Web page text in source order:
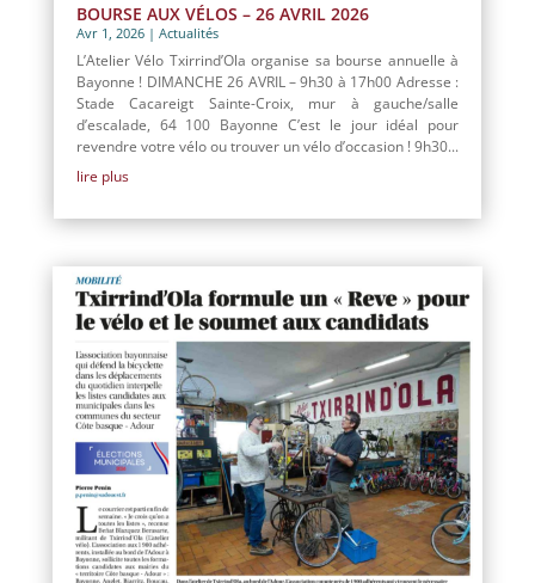
BOURSE AUX VÉLOS – 26 AVRIL 2026
Avr 1, 2026| Actualités
L’Atelier Vélo Txirrind’Ola organise sa bourse annuelle à
Bayonne ! DIMANCHE 26 AVRIL – 9h30 à 17h00 Adresse :
Stade Cacareigt Sainte-Croix, mur à gauche/salle
d’escalade, 64 100 Bayonne C’est le jour idéal pour
revendre votre vélo ou trouver un vélo d’occasion ! 9h30...
lire plus